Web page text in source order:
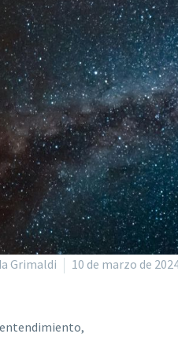
Grimaldi 10 de marzo de